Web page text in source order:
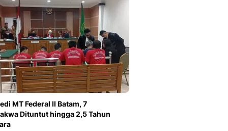
MT Federal II Batam, 7
Dituntut hingga 2,5 Tahun